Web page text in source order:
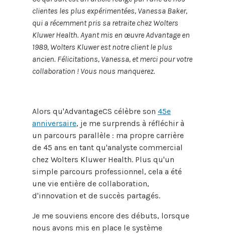
clientes les plus expérimentées, Vanessa Baker,
qui a récemment pris sa retraite chez Wolters
Kluwer Health. Ayant mis en œuvre Advantage en
1989, Wolters Kluwer est notre client le plus
ancien. Félicitations, Vanessa, et merci pour votre
collaboration ! Vous nous manquerez.
Alors qu'AdvantageCS célèbre son 45e
anniversaire, je me surprends à réfléchir à
un parcours parallèle : ma propre carrière
de 45 ans en tant qu'analyste commercial
chez Wolters Kluwer Health. Plus qu'un
simple parcours professionnel, cela a été
une vie entière de collaboration,
d'innovation et de succès partagés.
Je me souviens encore des débuts, lorsque
nous avons mis en place le système